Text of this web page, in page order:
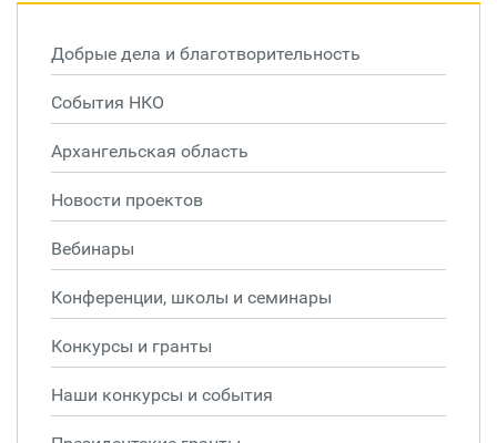
Добрые дела и благотворительность
События НКО
Архангельская область
Новости проектов
Вебинары
Конференции, школы и семинары
Конкурсы и гранты
Наши конкурсы и события